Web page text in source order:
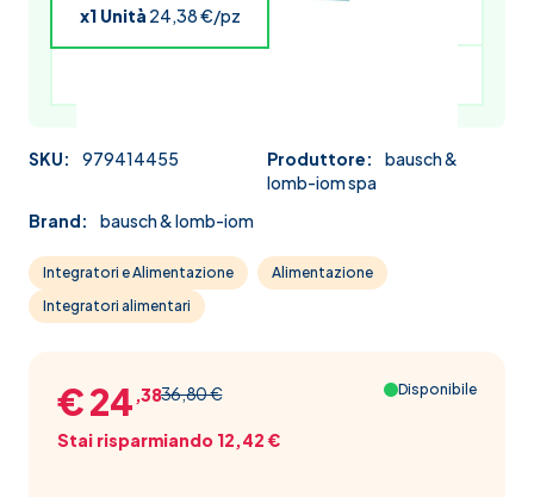
x1 Unità 24,38 €/pz
SKU: 979414455 Produttore:
bausch &
lomb-iom spa
Brand:
bausch & lomb-iom
Integratori e Alimentazione
Alimentazione
Integratori alimentari
36,80 €
€ 24 ,38
Stai risparmiando 12,42 €
Disponibile